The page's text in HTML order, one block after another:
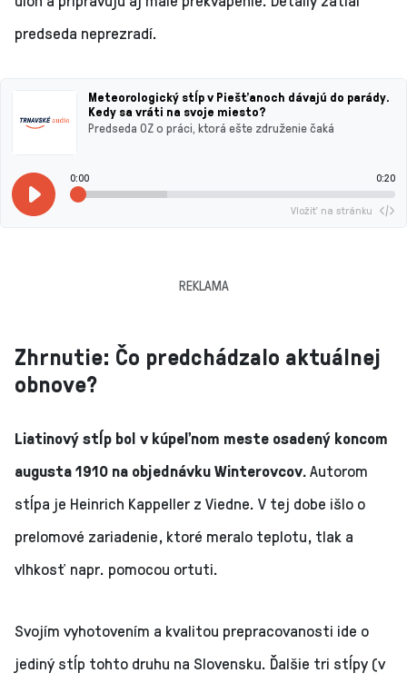
predseda neprezradí.
Meteorologický stĺp v Piešťanoch dávajú do parády.
Kedy sa vráti na svoje miesto?
Predseda OZ o práci, ktorá ešte združenie čaká
0:00 0:20
Vložiť na stránku
REKLAMA
Zhrnutie: Čo predchádzalo aktuálnej
obnove?
Liatinový stĺp bol v kúpeľnom meste osadený koncom
augusta 1910 na objednávku Winterovcov.Autorom
stĺpa je Heinrich Kappeller z Viedne. V tej dobe išlo o
prelomové zariadenie, ktoré meralo teplotu, tlak a
vlhkosť napr. pomocou ortuti.
Svojím vyhotovením a kvalitou prepracovanosti ide o
jediný stĺp tohto druhu na Slovensku. Ďalšie tri stĺpy (v